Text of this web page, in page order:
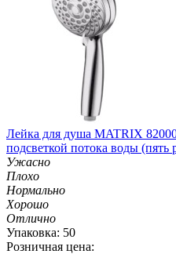
Лейка для душа MATRIX
подсветкой потока воды (пять
Ужасно
Плохо
Нормально
Хорошо
Отлично
Упаковка: 50
Розничная цена: